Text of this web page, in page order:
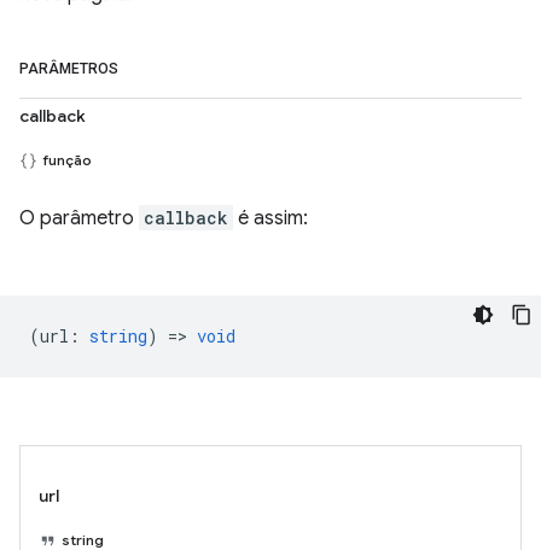
PARÂMETROS
callback
função
O parâmetro callback é assim:
(url : string) => void
url
string